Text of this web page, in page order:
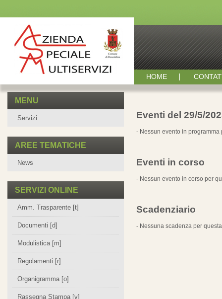
HOME
MENU
Servizi
AREE TEMATICHE
News
SERVIZI ONLINE
Amm. Trasparente [t]
Documenti [d]
Modulistica [m]
Regolamenti [r]
Organigramma [o]
Rassegna Stampa [v]
Eventi del 29/5/
- Nessun evento in programma
Eventi in corso
- Nessun evento in corso per
Scadenziario
- Nessuna scadenza per